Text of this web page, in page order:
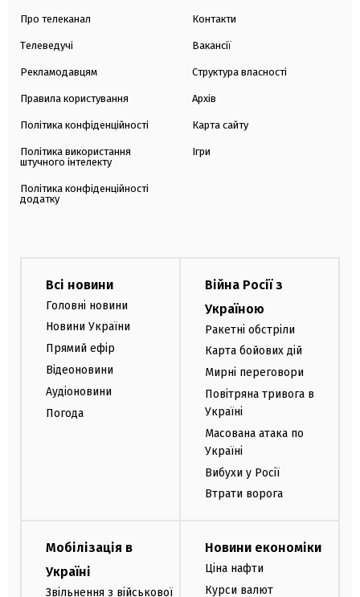
Про телеканал
Телеведучі
Рекламодавцям
Правила користування
Політика конфіденційності
Політика використання
штучного інтелекту
Політика конфіденційності
додатку
Контакти
Вакансії
Структура власності
Архів
Карта сайту
Ігри
Всі новини
Головні новини
Новини України
Прямий ефір
Відеоновини
Аудіоновини
Погода
Війна Росії з
Україною
Ракетні обстріли
Карта бойових дій
Мирні переговори
Повітряна тривога в
Україні
Масована атака по
Україні
Вибухи у Росії
Втрати ворога
Мобілізація в
Україні
Звільнення з військової
Новини економіки
Ціна нафти
Курси валют